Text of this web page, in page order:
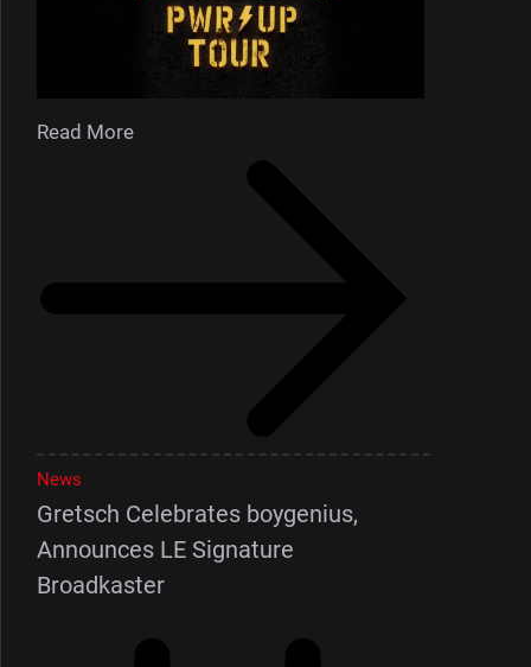
Read More
News
Gretsch Celebrates boygenius,
Announces LE Signature
Broadkaster